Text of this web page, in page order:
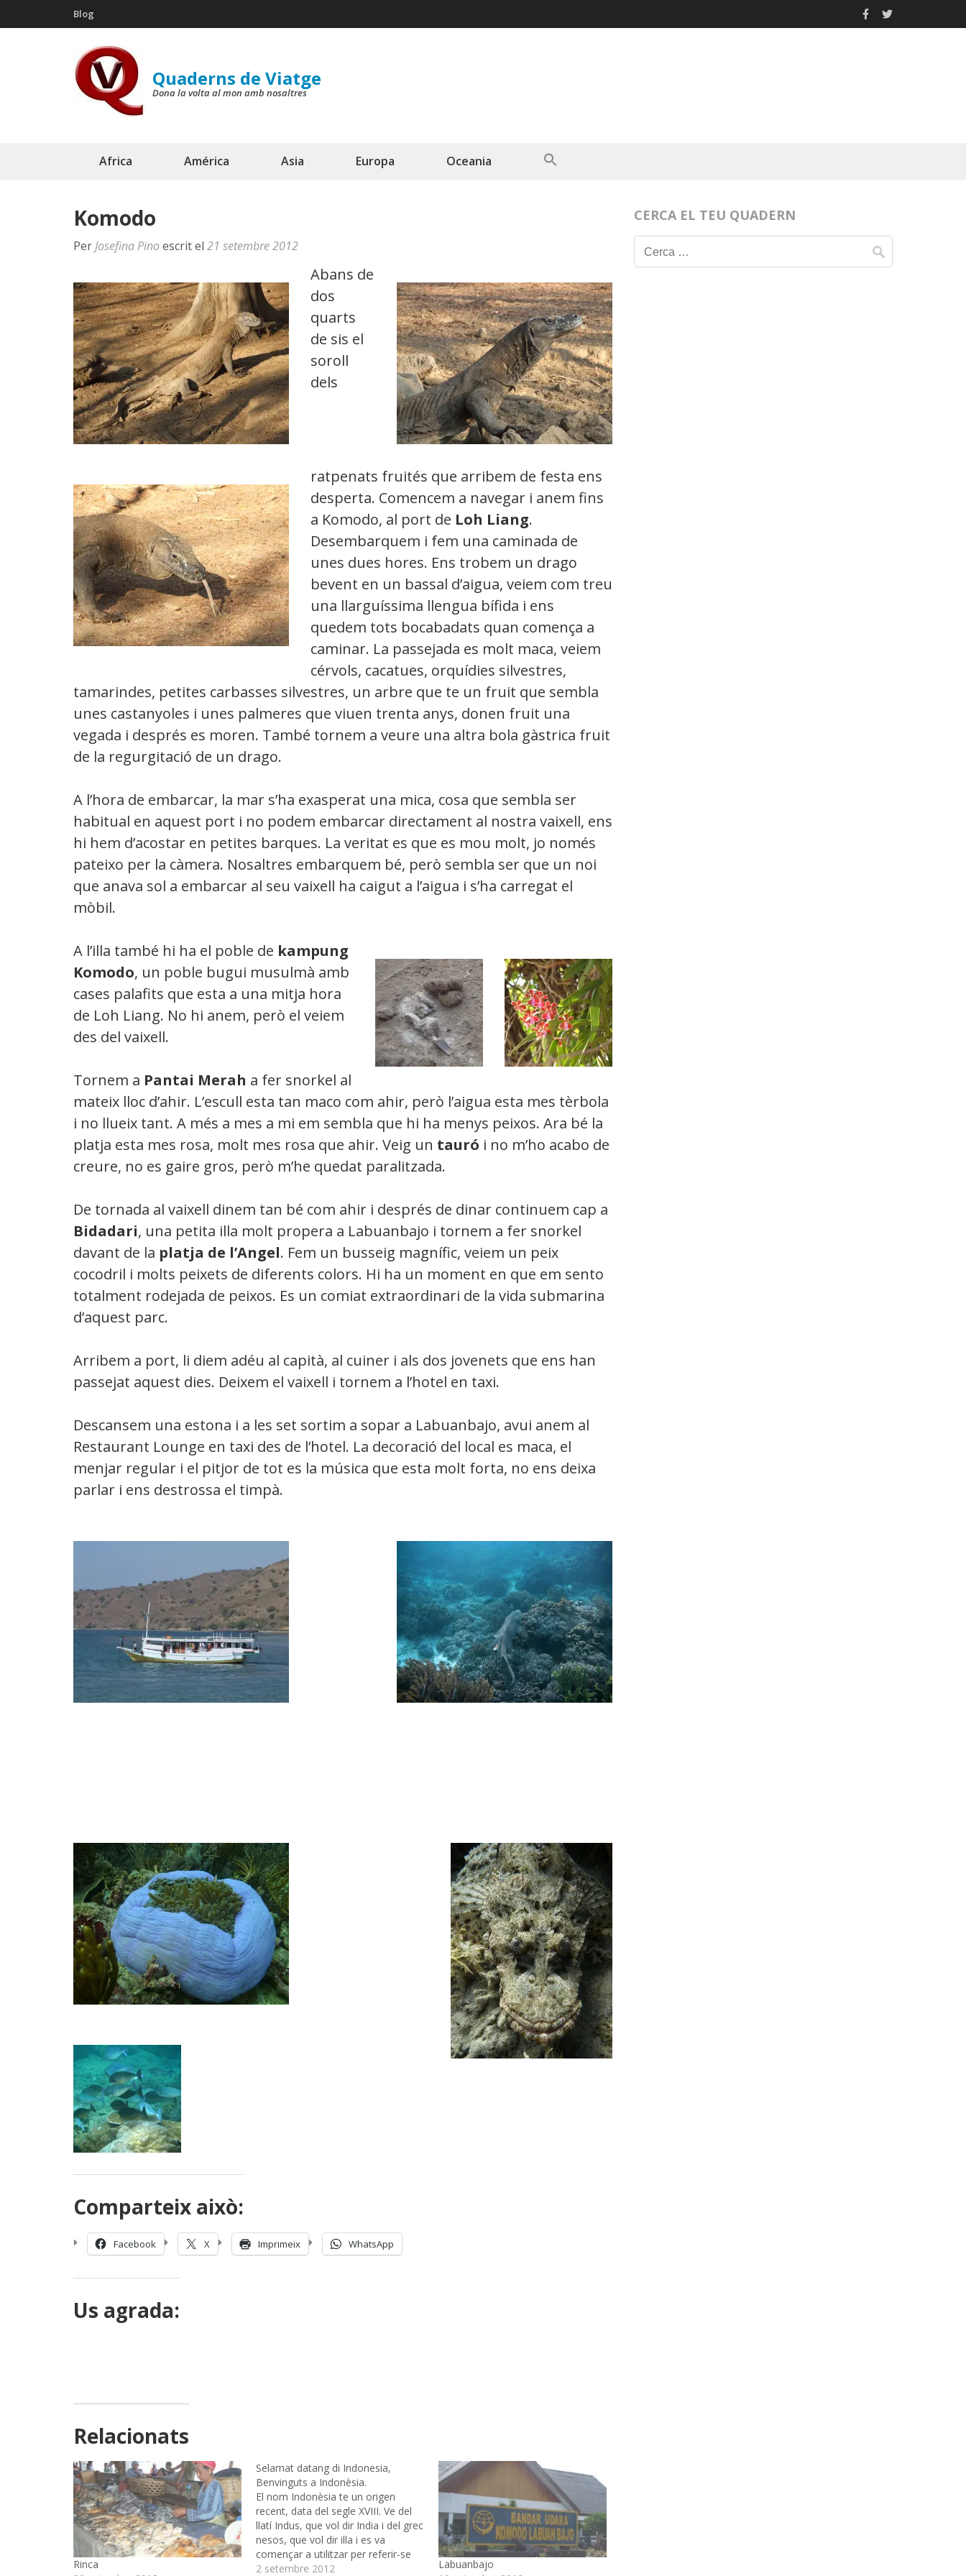
to
Blog
Quaderns de Viatge
Dona la volta al mon amb nosaltres
Africa América Asia Europa Oceania
Komodo
Per Josefina Pino escrit el 21 setembre 2012
Abans de
dos
quarts
de sis el
soroll
dels
ratpenats fruités que arribem de festa ens
desperta. Comencem a navegar i anem fins
a Komodo, al port de Loh Liang.
Desembarquem i fem una caminada de
unes dues hores. Ens trobem un drago
bevent en un bassal d’aigua, veiem com treu
una llarguíssima llengua bífida i ens
quedem tots bocabadats quan comença a
caminar. La passejada es molt maca, veiem
cérvols, cacatues, orquídies silvestres,
tamarindes, petites carbasses silvestres, un arbre que te un fruit que sembla
unes castanyoles i unes palmeres que viuen trenta anys, donen fruit una
vegada i després es moren. També tornem a veure una altra bola gàstrica fruit
de la regurgitació de un drago.
A l’hora de embarcar, la mar s’ha exasperat una mica, cosa que sembla ser
habitual en aquest port i no podem embarcar directament al nostra vaixell, ens
hi hem d’acostar en petites barques. La veritat es que es mou molt, jo només
pateixo per la càmera. Nosaltres embarquem bé, però sembla ser que un noi
que anava sol a embarcar al seu vaixell ha caigut a l’aigua i s’ha carregat el
mòbil.
A l’illa també hi ha el poble de kampung
Komodo, un poble bugui musulmà amb
cases palafits que esta a una mitja hora
de Loh Liang. No hi anem, però el veiem
des del vaixell.
Tornem a Pantai Merah a fer snorkel al
mateix lloc d’ahir. L’escull esta tan maco com ahir, però l’aigua esta mes tèrbola
i no llueix tant. A més a mes a mi em sembla que hi ha menys peixos. Ara bé la
platja esta mes rosa, molt mes rosa que ahir. Veig un tauró i no m’ho acabo de
creure, no es gaire gros, però m’he quedat paralitzada.
De tornada al vaixell dinem tan bé com ahir i després de dinar continuem cap a
Bidadari, una petita illa molt propera a Labuanbajo i tornem a fer snorkel
davant de la platja de l’Angel. Fem un busseig magnífic, veiem un peix
cocodril i molts peixets de diferents colors. Hi ha un moment en que em sento
totalment rodejada de peixos. Es un comiat extraordinari de la vida submarina
d’aquest parc.
Arribem a port, li diem adéu al capità, al cuiner i als dos jovenets que ens han
passejat aquest dies. Deixem el vaixell i tornem a l’hotel en taxi.
Descansem una estona i a les set sortim a sopar a Labuanbajo, avui anem al
Restaurant Lounge en taxi des de l’hotel. La decoració del local es maca, el
menjar regular i el pitjor de tot es la música que esta molt forta, no ens deixa
parlar i ens destrossa el timpà.
Comparteix això:
Facebook X Imprimeix WhatsApp
Us agrada:
Relacionats
Rinca
Selamat datang di Indonesia,
Benvinguts a Indonèsia.
El nom Indonèsia te un origen
recent, data del segle XVIII. Ve del
llatí Indus, que vol dir India i del grec
nesos, que vol dir illa i es va
començar a utilitzar per referir-se
als habitants de l’arxipèlag Indi.
2 setembre 2012
Labuanbajo
CERCA EL TEU QUADERN
Cerca: